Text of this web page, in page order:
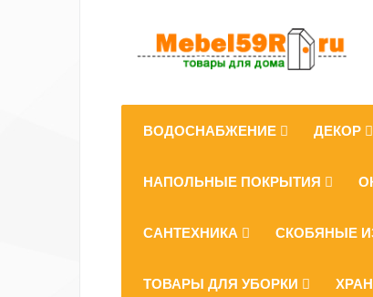
ВОДОСНАБЖЕНИЕ ДЕКОР
НАПОЛЬНЫЕ ПОКРЫТИЯ
САНТЕХНИКА СКОБЯНЫЕ
ТОВАРЫ ДЛЯ УБОРКИ